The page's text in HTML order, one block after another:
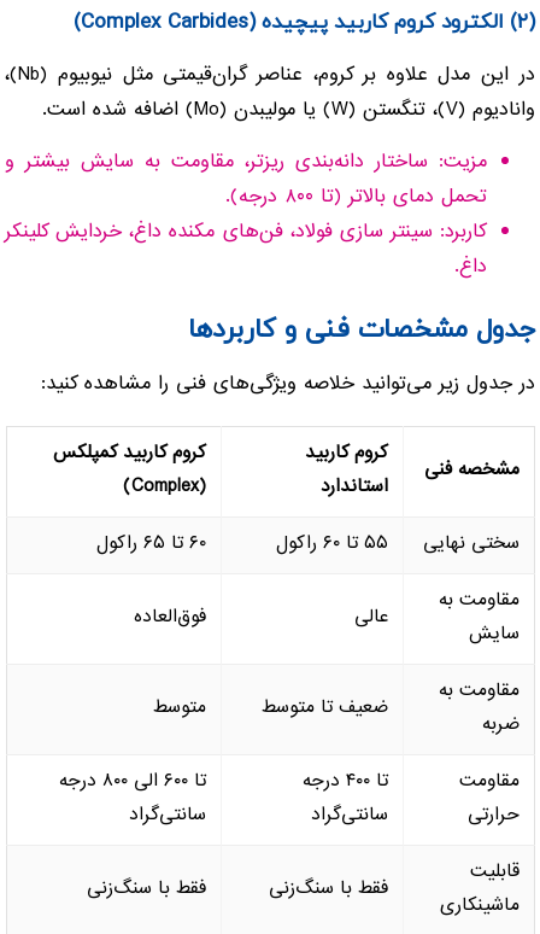
(۲) الکترود کروم کاربید پیچیده (Complex Carbides)
در این مدل علاوه بر کروم، عناصر گران‌قیمتی مثل نیوبیوم (Nb)،
وانادیوم (V)، تنگستن (W) یا مولیبدن (Mo) اضافه شده است.
مزیت: ساختار دانه‌بندی ریزتر، مقاومت به سایش بیشتر و
تحمل دمای بالاتر (تا ۸۰۰ درجه).
کاربرد: سینتر سازی فولاد، فن‌های مکنده داغ، خردایش کلینکر
داغ.
جدول مشخصات فنی و کاربردها
در جدول زیر می‌توانید خلاصه ویژگی‌های فنی را مشاهده کنید:
مشخصه فنی
کروم کاربید
استاندارد
کروم کاربید کمپلکس
(Complex)
سختی نهایی
۵۵ تا ۶۰ راکول
۶۰ تا ۶۵ راکول
مقاومت به
سایش
عالی فوق‌العاده
مقاومت به
ضربه
ضعیف تا متوسط متوسط
مقاومت
حرارتی
تا ۴۰۰ درجه
سانتی‌گراد
تا ۶۰۰ الی ۸۰۰ درجه
سانتی‌گراد
قابلیت
ماشینکاری
فقط با سنگ‌زنی فقط با سنگ‌زنی